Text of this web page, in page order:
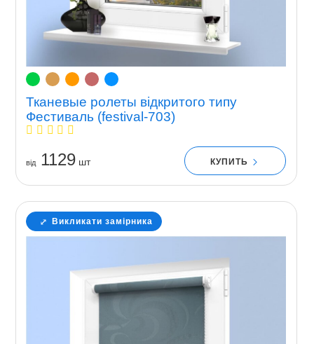
Тканевые ролеты відкритого типу
Фестиваль (festival-703)
вiд1129шт КУПИТЬ
Викликати замірника